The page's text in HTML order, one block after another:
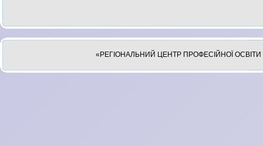
«РЕГІОНАЛЬНИЙ ЦЕНТР ПРОФЕСІЙНОЇ